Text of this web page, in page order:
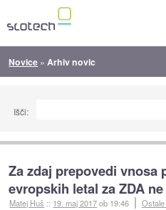
Novice » Arhiv novic
Išči:
Za zdaj prepovedi vnosa
evropskih letal za ZDA
Matej Huš :: 19. maj 2017ob 19:46